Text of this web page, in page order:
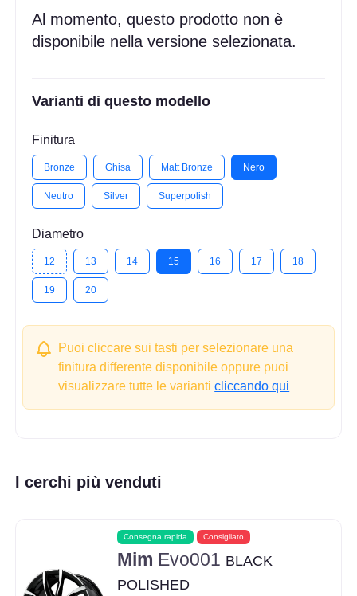
Al momento, questo prodotto non è
disponibile nella versione selezionata.
Varianti di questo modello
Finitura
Bronze Ghisa Matt Bronze Nero
Neutro Silver Superpolish
Diametro
12 13 14 15 16 17 18
19 20
Puoi cliccare sui tasti per selezionare una
finitura differente disponibile oppure puoi
visualizzare tutte le varianticliccando qui
I cerchi più venduti
Consegna rapida Consigliato
Mim Evo001 BLACK
POLISHED